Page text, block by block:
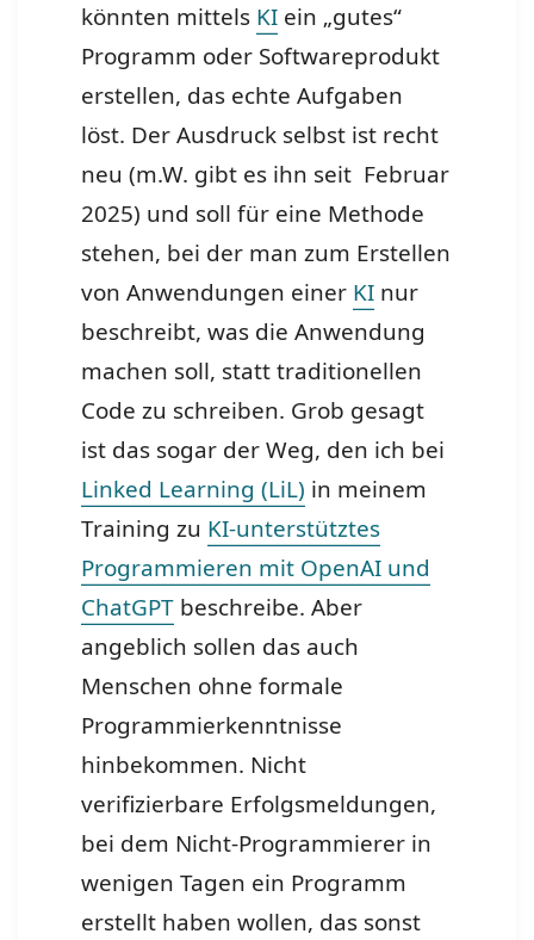
könnten mittels KI ein „gutes“
Programm oder Softwareprodukt
erstellen, das echte Aufgaben
löst. Der Ausdruck selbst ist recht
neu (m.W. gibt es ihn seit Februar
2025) und soll für eine Methode
stehen, bei der man zum Erstellen
von Anwendungen einer KI nur
beschreibt, was die Anwendung
machen soll, statt traditionellen
Code zu schreiben. Grob gesagt
ist das sogar der Weg, den ich bei
Linked Learning (LiL) in meinem
Training zu KI-unterstütztes
Programmieren mit OpenAI und
ChatGPT beschreibe. Aber
angeblich sollen das auch
Menschen ohne formale
Programmierkenntnisse
hinbekommen. Nicht
verifizierbare Erfolgsmeldungen,
bei dem Nicht-Programmierer in
wenigen Tagen ein Programm
erstellt haben wollen, das sonst